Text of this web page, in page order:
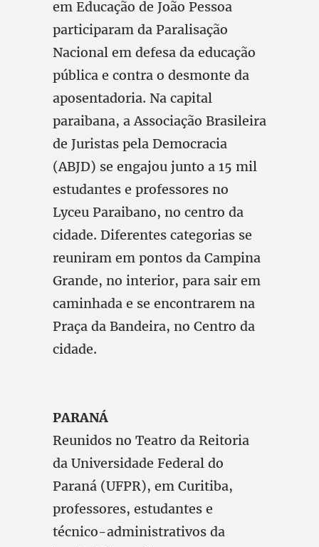
em Educação de João Pessoa
participaram da Paralisação
Nacional em defesa da educação
pública e contra o desmonte da
aposentadoria. Na capital
paraibana, a Associação Brasileira
de Juristas pela Democracia
(ABJD) se engajou junto a 15 mil
estudantes e professores no
Lyceu Paraibano, no centro da
cidade. Diferentes categorias se
reuniram em pontos da Campina
Grande, no interior, para sair em
caminhada e se encontrarem na
Praça da Bandeira, no Centro da
cidade.
PARANÁ
Reunidos no Teatro da Reitoria
da Universidade Federal do
Paraná (UFPR), em Curitiba,
professores, estudantes e
técnico-administrativos da